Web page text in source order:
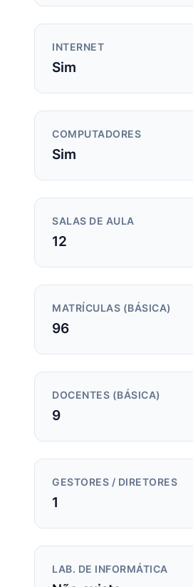
INTERNET
Sim
COMPUTADORES
Sim
SALAS DE AULA
12
MATRÍCULAS (BÁSICA)
96
DOCENTES (BÁSICA)
9
GESTORES / DIRETORES
1
LAB. DE INFORMÁTICA